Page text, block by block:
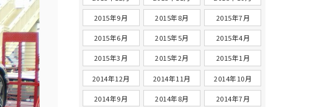
2015年9月 2015年8月 2015年7月
2015年6月 2015年5月 2015年4月
2015年3月 2015年2月 2015年1月
2014年12月 2014年11月 2014年10月
2014年9月 2014年8月 2014年7月